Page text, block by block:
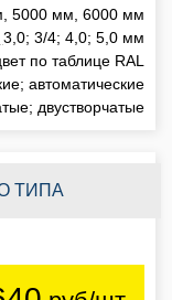
5000 мм, 6000 мм
3,0; 3/4; 4,0; 5,0 мм
по таблице RAL
автоматические
двустворчатые
ТИПА